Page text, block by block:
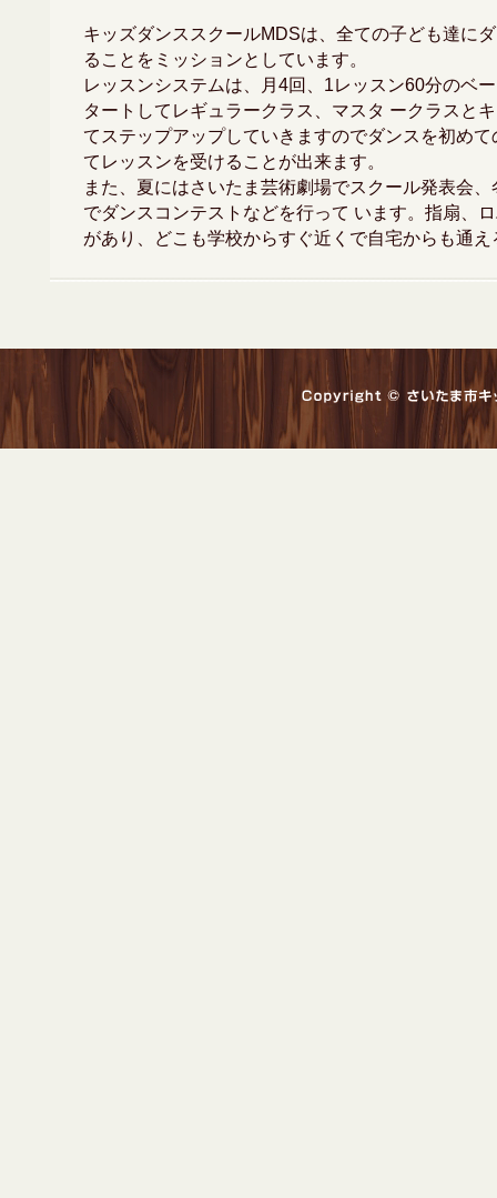
キッズダンススクールMDSは、全ての子ども達に
ることをミッションとしています。
レッスンシステムは、月4回、1レッスン60分のベ
タートしてレギュラークラス、マスタ ークラスと
てステップアップしていきますのでダンスを初め
てレッスンを受けることが出来ます。
また、夏にはさいたま芸術劇場でスクール発表会
でダンスコンテストなどを行って います。指扇、
があり、どこも学校からすぐ近くで自宅からも通え